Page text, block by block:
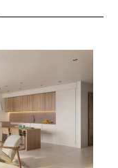
Situé au 6ᵉ étage,
offre des vues
chaque
chaque soir.
conçu avec soin,
premier choix
redéfinit la
maximise l’espace
la sérénité et